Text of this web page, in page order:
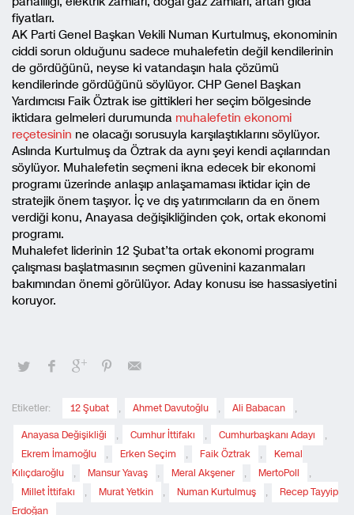
fiyatları.
AK Parti Genel Başkan Vekili Numan Kurtulmuş, ekonominin
ciddi sorun olduğunu sadece muhalefetin değil kendilerinin
de gördüğünü, neyse ki vatandaşın hala çözümü
kendilerinde gördüğünü söylüyor. CHP Genel Başkan
Yardımcısı Faik Öztrak ise gittikleri her seçim bölgesinde
iktidara gelmeleri durumunda muhalefetin ekonomi
reçetesinin ne olacağı sorusuyla karşılaştıklarını söylüyor.
Aslında Kurtulmuş da Öztrak da aynı şeyi kendi açılarından
söylüyor. Muhalefetin seçmeni ikna edecek bir ekonomi
programı üzerinde anlaşıp anlaşamaması iktidar için de
stratejik önem taşıyor. İç ve dış yatırımcıların da en önem
verdiği konu, Anayasa değişikliğinden çok, ortak ekonomi
programı.
Muhalefet liderinin 12 Şubat’ta ortak ekonomi programı
çalışması başlatmasının seçmen güvenini kazanmaları
bakımından önemi görülüyor. Aday konusu ise hassasiyetini
koruyor.
Etiketler: 12 Şubat , Ahmet Davutoğlu , Ali Babacan ,
Anayasa Değişikliği , Cumhur İttifakı , Cumhurbaşkanı Adayı
,
Ekrem İmamoğlu
, Erken Seçim , Faik Öztrak ,
Kemal
Kılıçdaroğlu
, Mansur Yavaş , Meral Akşener , MertoPoll
,
Millet İttifakı
, Murat Yetkin , Numan Kurtulmuş ,
Recep Tayyip
Erdoğan